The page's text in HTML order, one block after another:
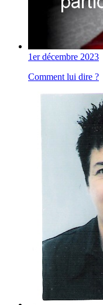
1er décembre 2023
Comment lui dire ?